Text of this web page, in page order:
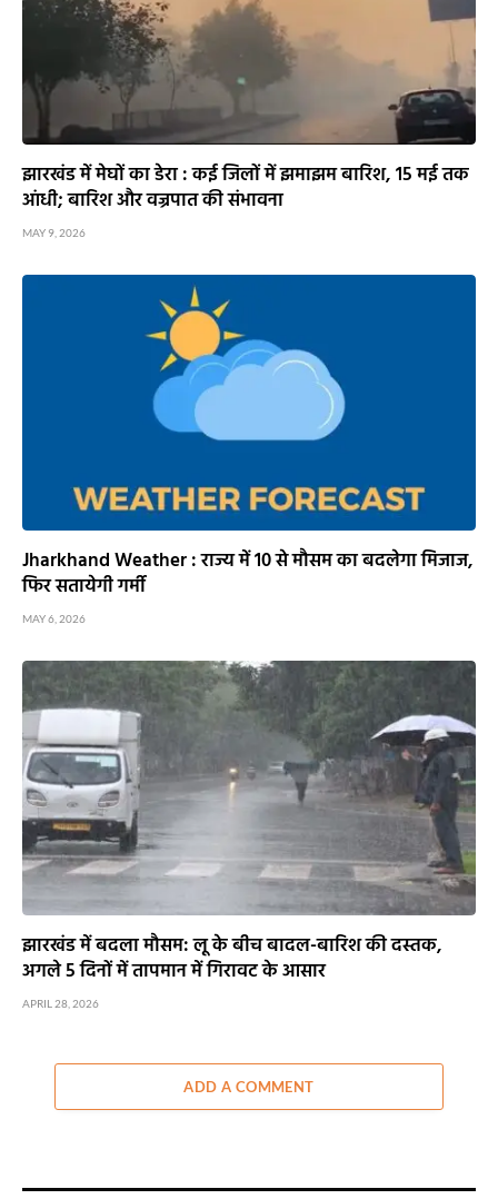
झारखंड में मेघों का डेरा : कई जिलों में झमाझम बारिश, 15 मई तक
आंधी; बारिश और वज्रपात की संभावना
MAY 9, 2026
Jharkhand Weather : राज्य में 10 से मौसम का बदलेगा मिजाज,
फिर सतायेगी गर्मी
MAY 6, 2026
झारखंड में बदला मौसम: लू के बीच बादल-बारिश की दस्तक,
अगले 5 दिनों में तापमान में गिरावट के आसार
APRIL 28, 2026
ADD A COMMENT